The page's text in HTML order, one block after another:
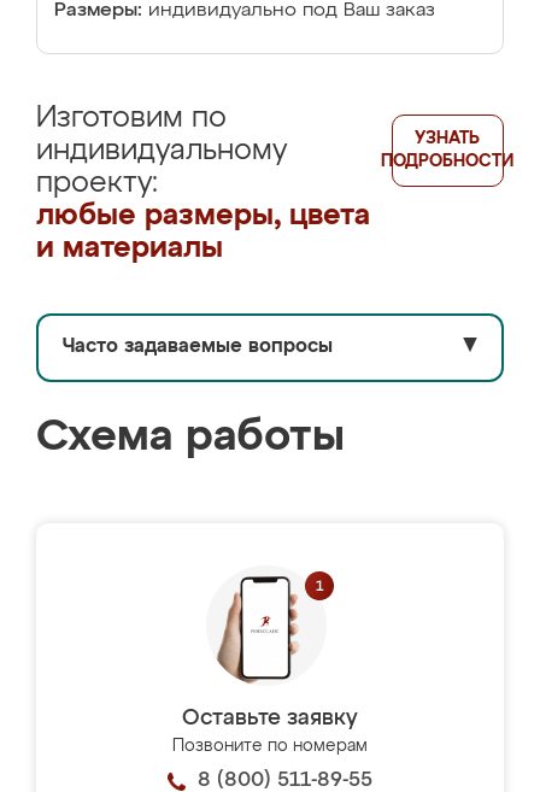
Размеры: индивидуально под Ваш заказ
Изготовим по
индивидуальному
проекту:
любые размеры, цвета
и материалы
УЗНАТЬ
ПОДРОБНОСТИ
Часто задаваемые вопросы ▼
Схема работы
Оставьте заявку
Позвоните по номерам
8 (800) 511-89-55